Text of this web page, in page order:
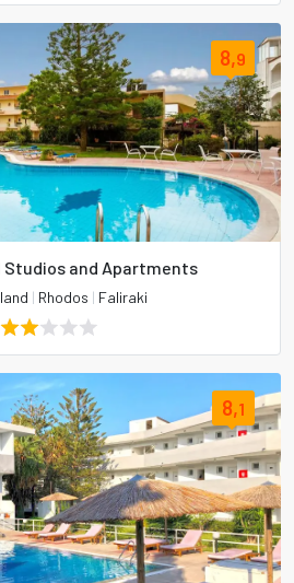
8,9
and Apartments
| Rhodos | Faliraki
8,1